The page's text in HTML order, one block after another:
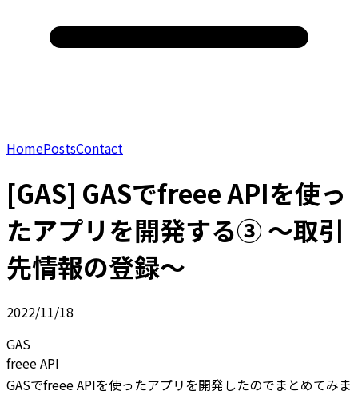
HomePostsContact
[GAS] GASでfreee APIを使っ
たアプリを開発する③ 〜取引
先情報の登録〜
2022/11/18
GAS
freee API
GASでfreee APIを使ったアプリを開発したのでまとめてみま